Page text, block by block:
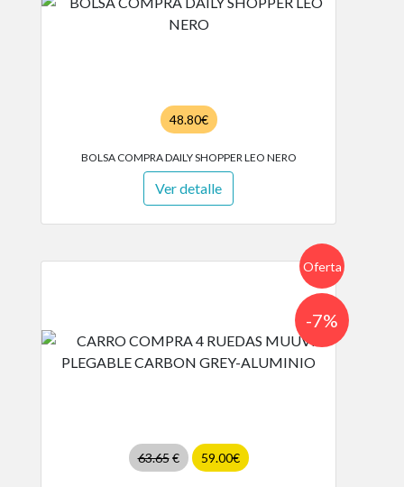
48.80€
BOLSA COMPRA DAILY SHOPPER LEO NERO
Ver detalle
Oferta
63.65€ 59.00€
-7%